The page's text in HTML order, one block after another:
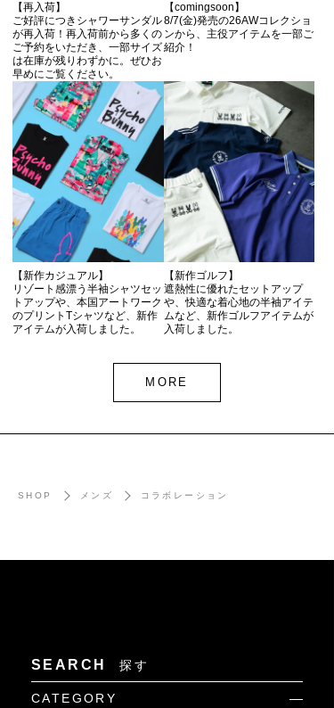
【再入荷】
ご好評につきシャワーサンダル
が再入荷！再入荷前から多くの
ご予約をいただき、一部サイズ
は在庫が残りわずかに。ぜひお
早めにご覧ください。
【comingsoon】
8/7(金)発売の26AWコレクショ
ンから、主役アイテムを一部ご
紹介！
【新作カジュアル】
リゾート感漂う半袖シャツセッ
トアップや、本国アートワーク
のプリントTシャツなど、新作
アイテムが入荷しました。
【新作ゴルフ】
遮熱性に優れたセットアップ
や、快適な着心地の半袖アイテ
ムなど、新作ゴルフアイテムが
入荷しました。
MORE
SHOP メンズ コラボレーション
SEARCH 探す
CATEGORY